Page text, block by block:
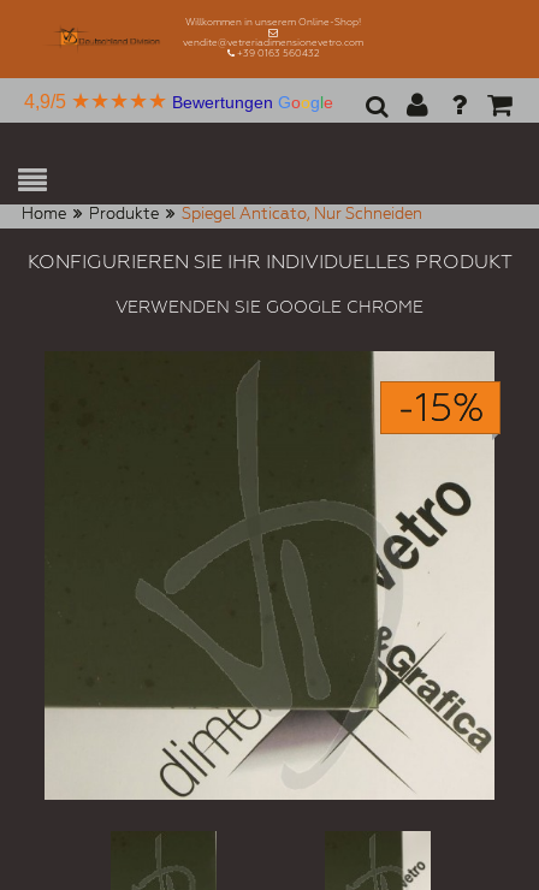
Willkommen in unserem Online-Shop!
vendite@vetreriadimensionevetro.com
+39 0163 560432
4,9/5 ★★★★★ Bewertungen Google
Home Produkte Spiegel Anticato, Nur Schneiden
KONFIGURIEREN SIE IHR INDIVIDUELLES PRODUKT
VERWENDEN SIE GOOGLE CHROME
-15%